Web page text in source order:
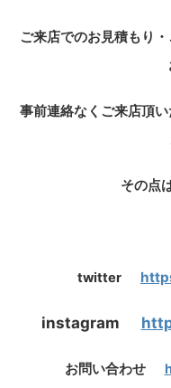
ご来店でのお見積もり
事前連絡なくご来店頂
その点
twitter
instagram
お問い合わせ